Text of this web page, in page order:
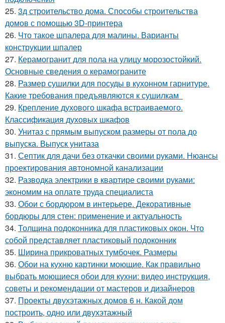
25. 3д строительство дома. Способы строительства
домов с помощью 3D-принтера
26. Что такое шпалера для малины. Варианты
конструкции шпалер
27. Керамогранит для пола на улицу морозостойкий.
Основные сведения о керамограните
28. Размер сушилки для посуды в кухонном гарнитуре.
Какие требования предъявляются к сушилкам
29. Крепление духового шкафа встраиваемого.
Классификация духовых шкафов
30. Унитаз с прямым выпуском размеры от пола до
выпуска. Выпуск унитаза
31. Септик для дачи без откачки своими руками. Нюансы
проектирования автономной канализации
32. Разводка электрики в квартире своими руками:
экономим на оплате труда специалиста
33. Обои с бордюром в интерьере. Декоративные
бордюры для стен: применение и актуальность
34. Толщина подоконника для пластиковых окон. Что
собой представляет пластиковый подоконник
35. Ширина прикроватных тумбочек. Размеры
36. Обои на кухню картинки моющие. Как правильно
выбрать моющиеся обои для кухни: видео инструкция,
советы и рекомендации от мастеров и дизайнеров
37. Проекты двухэтажных домов 6 н. Какой дом
построить, одно или двухэтажный